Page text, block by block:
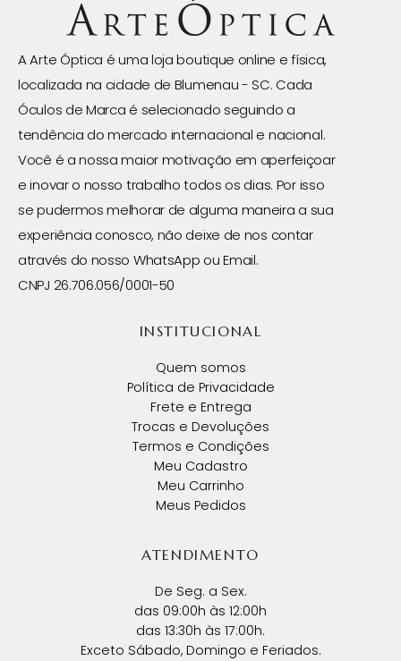
A Arte Óptica é uma loja boutique online e física,
localizada na cidade de Blumenau - SC. Cada
Óculos de Marca é selecionado seguindo a
tendência do mercado internacional e nacional.
Você é a nossa maior motivação em aperfeiçoar
e inovar o nosso trabalho todos os dias. Por isso
se pudermos melhorar de alguma maneira a sua
experiência conosco, não deixe de nos contar
através do nosso WhatsApp ou Email.
CNPJ 26.706.056/0001-50
INSTITUCIONAL
Quem somos
Política de Privacidade
Frete e Entrega
Trocas e Devoluções
Termos e Condições
Meu Cadastro
Meu Carrinho
Meus Pedidos
ATENDIMENTO
De Seg. a Sex.
das 09:00h às 12:00h
das 13:30h às 17:00h.
Exceto Sábado, Domingo e Feriados.